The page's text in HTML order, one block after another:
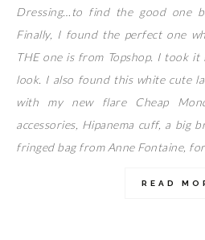
Dressing…to find the good one
Finally, I found the perfect one
THE one is from Topshop. I took
look. I also found this white cute
with my new flare Cheap
accessories, Hipanema cuff, a big
fringed bag from Anne Fontaine,
READ